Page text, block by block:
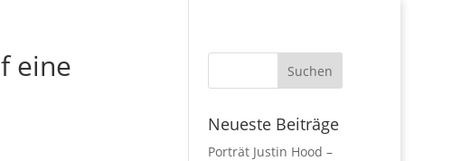
eine
Neueste Beiträge
Porträt Justin Hood –